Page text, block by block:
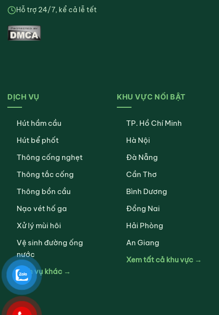
Hỗ trợ 24/7, kể cả lễ tết
DỊCH VỤ
Hút hầm cầu
Hút bể phốt
Thông cống nghẹt
Thông tắc cống
Thông bồn cầu
Nạo vét hố ga
Xử lý mùi hôi
Vệ sinh đường ống
nước
Dịch vụ khác →
KHU VỰC NỔI BẬT
TP. Hồ Chí Minh
Hà Nội
Đà Nẵng
Cần Thơ
Bình Dương
Đồng Nai
Hải Phòng
An Giang
Xem tất cả khu vực →